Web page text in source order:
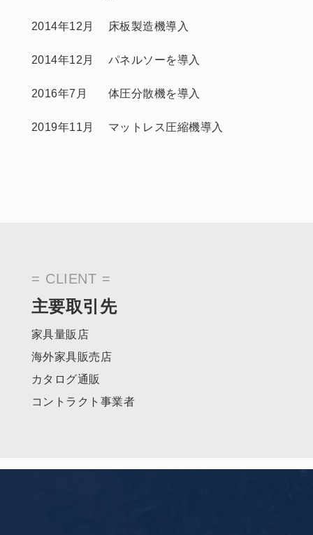
2014年12月 床板製造機導入
2014年12月 パネルソーを導入
2016年7月 体圧分散機を導入
2019年11月 マットレス圧縮機導入
CLIENT
主要取引先
家具量販店
海外家具販売店
カタログ通販
コントラクト事業者